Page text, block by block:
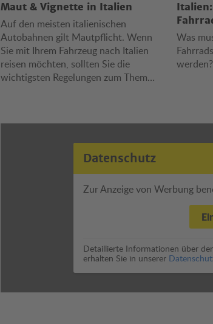
Maut & Vignette in Italien
Auf den meisten italienischen
Autobahnen gilt Mautpflicht. Wenn
Sie mit Ihrem Fahrzeug nach Italien
reisen möchten, sollten Sie die
wichtigsten Regelungen zum Thema
Informationen für eine reibungslose
Fahrt auf Italiens Straßen.
Was
werden?
Datenschutz
Zur Anzeige von Werbung
Detaillierte Informationen über
erhalten Sie in unserer